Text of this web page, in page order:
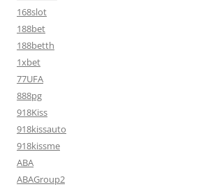
168slot
188bet
188betth
1xbet
77UFA
888pg
918Kiss
918kissauto
918kissme
ABA
ABAGroup2